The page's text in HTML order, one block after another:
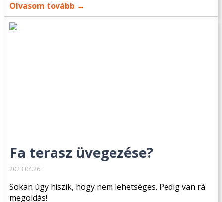
Olvasom tovább →
Fa terasz üvegezése?
2023.04.26
Sokan úgy hiszik, hogy nem lehetséges. Pedig van rá
megoldás!